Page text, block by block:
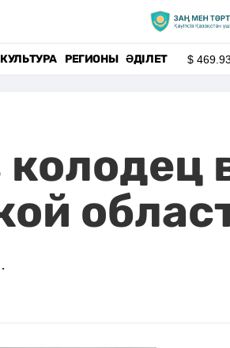
КУЛЬТУРА РЕГИОНЫ ӘДІЛЕТ $469.93